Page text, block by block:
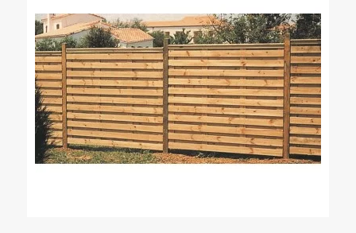
Combien coûte une clôture en
bois ?
Le coût d'une clôture rigide en bois varie en fonction
de différents facteurs comme le type de bois utilisé,
le style de la clôture, sa hauteur et la complexité de
la pose.
Le budget à prévoir peut varier considérablement
en fonction de votre projet.